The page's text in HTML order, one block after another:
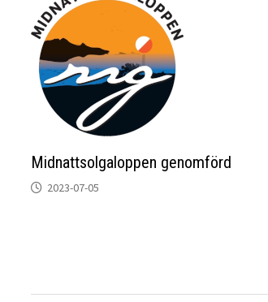
Midnattsolgaloppen genomförd
2023-07-05